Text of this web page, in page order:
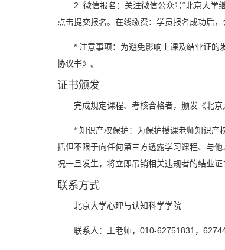
2. 微信报名：关注微信公众号“北京大学
点击提交报名。在线缴费：学员报名成功后
* 注意事项：为避免影响上课及结业证的
协议书》。
证书颁发
完成规定课程、考核合格者，颁发《北
* 知识产权保护：为保护授课老师知识产
括但不限于向任何第三方透露学习课程、与
况一旦发生，将立即吊销相关违规者的结业
联系方式
北京大学心理与认知科学学院
联系人：王老师，010-62751831，